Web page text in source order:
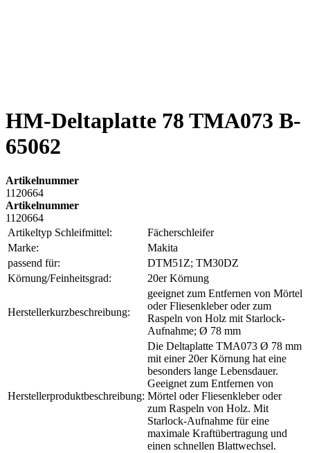
HM-Deltaplatte 78 TMA073 B-
65062
Artikelnummer
1120664
Artikelnummer
1120664
Artikeltyp Schleifmittel:
Fächerschleifer
Marke:
Makita
passend für:
DTM51Z; TM30DZ
Körnung/Feinheitsgrad:
20er Körnung
Herstellerkurzbeschreibung:
geeignet zum Entfernen von Mörtel
oder Fliesenkleber oder zum
Raspeln von Holz mit Starlock-
Aufnahme; Ø 78 mm
Herstellerproduktbeschreibung:
Die Deltaplatte TMA073 Ø 78 mm
mit einer 20er Körnung hat eine
besonders lange Lebensdauer.
Geeignet zum Entfernen von
Mörtel oder Fliesenkleber oder
zum Raspeln von Holz. Mit
Starlock-Aufnahme für eine
maximale Kraftübertragung und
einen schnellen Blattwechsel.